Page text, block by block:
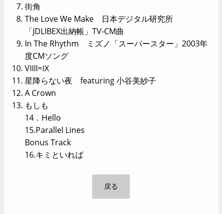
街角
The Love We Make 日本デジタル研究所
「JDLIBEX出納帳」TV-CM曲
In The Rhythm ミズノ「スーパースター」2003年
度CMソング
VIIII=Ⅸ
星降らない夜 featuring 小谷美紗子
A Crown
もしも
14．Hello
15.Parallel Lines
Bonus Track
16.キミといれば
戻る